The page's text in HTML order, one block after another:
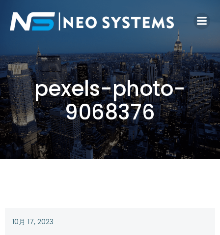
pexels-photo-
9068376
10月 17, 2023